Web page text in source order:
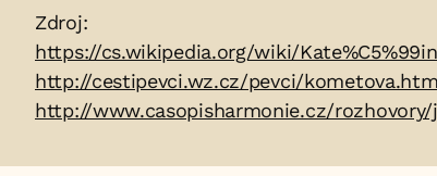
Zdroje:
Zdroj:
https://cs.wikipedia.org/wiki/
http://cestipevci.wz.cz/pevci/kometova.htm
http://www.casopisharmonie.cz/